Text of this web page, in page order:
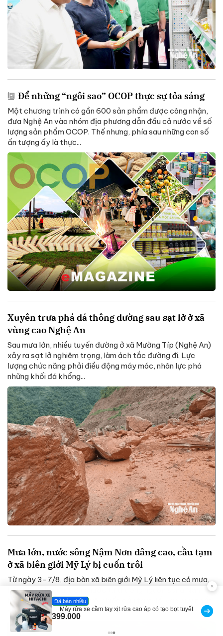
Để những “ngôi sao” OCOP thực sự tỏa sáng
Một chương trình có gần 600 sản phẩm được công nhận,
đưa Nghệ An vào nhóm địa phương dẫn đầu cả nước về số
lượng sản phẩm OCOP. Thế nhưng, phía sau những con số
ấn tượng ấy là thực...
Xuyên trưa phá đá thông đường sau sạt lở ở xã
vùng cao Nghệ An
Sau mưa lớn, nhiều tuyến đường ở xã Mường Típ (Nghệ An)
xảy ra sạt lở nghiêm trọng, làm ách tắc đường đi. Lực
lượng chức năng phải điều động máy móc, nhân lực phá
những khối đá khổng...
Mưa lớn, nước sông Nậm Nơn dâng cao, cầu tạm
ở xã biên giới Mỹ Lý bị cuốn trôi
Từ ngày 3-7/8, địa bàn xã biên giới Mỹ Lý liên tục có mưa,
bên cạnh đó, lưu lượng nước từ thượng nguồn sông Nậm
Nơn đổ về lớn đã cuốn trôi chiếc cầu tạm, lối vào duy nhất
của bản Yên...
Đã bán nhiều
Máy rửa xe cầm tay xịt rửa cao áp có tạo bọt tuyết
399.000